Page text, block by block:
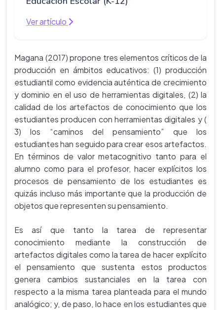
Ver artículo
Magana (2017) propone tres elementos críticos de la
producción en ámbitos educativos: (1) producción
estudiantil como evidencia auténtica de crecimiento
y dominio en el uso de herramientas digitales, (2) la
calidad de los artefactos de conocimiento que los
estudiantes producen con herramientas digitales y (
3) los “caminos del pensamiento” que los
estudiantes han seguido para crear esos artefactos.
En términos de valor metacognitivo tanto para el
alumno como para el profesor, hacer explícitos los
procesos de pensamiento de los estudiantes es
quizás incluso más importante que la producción de
objetos que representen su pensamiento.
Es así que tanto la tarea de representar
conocimiento mediante la construcción de
artefactos digitales como la tarea de hacer explícito
el pensamiento que sustenta estos productos
genera cambios sustanciales en la tarea con
respecto a la misma tarea planteada para el mundo
analógico; y, de paso, lo hace en los estudiantes que